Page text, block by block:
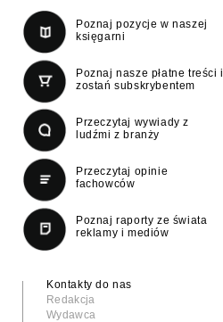
Poznaj pozycje w naszej
księgarni
Poznaj nasze płatne treści i
zostań subskrybentem
Przeczytaj wywiady z
ludźmi z branży
Przeczytaj opinie
fachowców
Poznaj raporty ze świata
reklamy i mediów
Kontakty do nas
Redakcja
Wydawca